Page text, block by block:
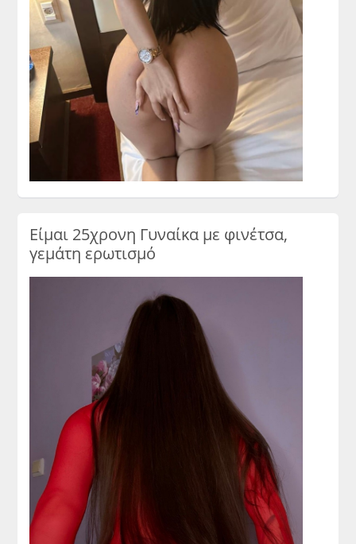
Είμαι 25χρονη Γυναίκα με φινέτσα,
γεμάτη ερωτισμό